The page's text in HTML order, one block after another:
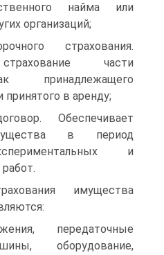
найма или
организаций;
страхования.
части
принадлежащего
принятого в аренду;
Обеспечивает
в период
и
имущества
передаточные
оборудование,